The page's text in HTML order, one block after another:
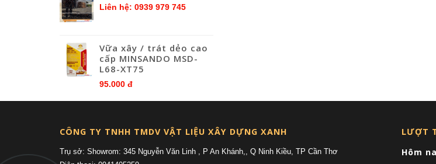
Liên hệ: 0939 979 745
Vữa xây / trát dẻo cao
cấp MINSANDO MSD-
L68-XT75
95.000 đ
CÔNG TY TNHH TMDV VẬT LIỆU XÂY DỰNG XANH
Trụ sở: Showrom: 345 Nguyễn Văn Linh , P An Khánh,, Q Ninh Kiều, TP Cần Thơ
LƯỢT
Hôm